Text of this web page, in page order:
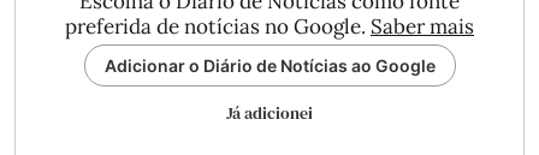
preferida de notícias no Google. Saber mais
Adicionar o Diário de Notícias ao Google
Já adicionei